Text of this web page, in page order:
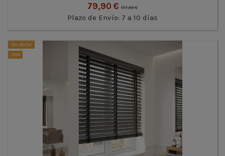
79,90 € 177,55 €
Plazo de Envío: 7 a 10 días
¡En oferta!
-55%